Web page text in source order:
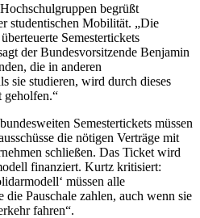
begrüßt
studentischen Mobilität. „Die
Semestertickets
der Bundesvorsitzende Benjamin
die in anderen
sie studieren, wird durch dieses
geholfen.“
Semestertickets müssen
die nötigen Verträge mit
schließen. Das Ticket wird
finanziert. Kurtz kritisiert:
müssen alle
die Pauschale zahlen, auch wenn sie
fahren“.